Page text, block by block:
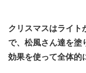
クリスマスはライト
で、松風さん達を塗
効果を使って全体的